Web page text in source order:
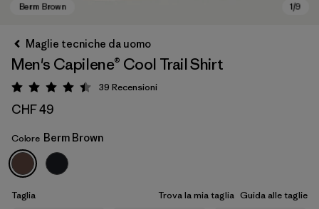
Berm Brown
Maglie tecniche da uomo
Men's Capilene® Cool Trail Shirt
Valutazione: 4.4 / 5
39 Recensioni
CHF 49
Colore Berm Brown
Taglia Trova la mia taglia Guida alle taglie